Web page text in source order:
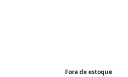
Fora de estoque